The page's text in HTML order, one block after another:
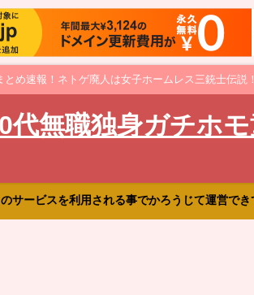
め速報！ネトゲ廃人は女子ホームレス三銃士伝説
無職独身ガチホ
サービスを利用される事でかろうじて運営で